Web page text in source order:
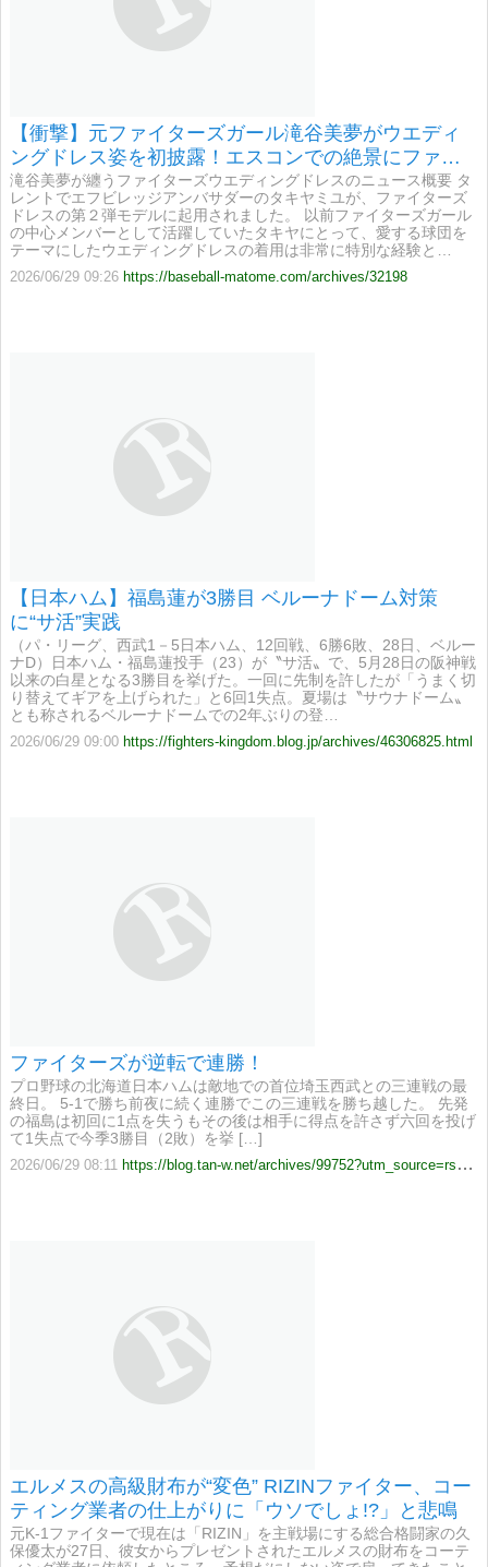
【衝撃】元ファイターズガール滝谷美夢がウエディ
ングドレス姿を初披露！エスコンでの絶景にファン
感涙
滝谷美夢が纏うファイターズウエディングドレスのニュース概要 タ
レントでエフビレッジアンバサダーのタキヤミユが、ファイターズ
ドレスの第２弾モデルに起用されました。 以前ファイターズガール
の中心メンバーとして活躍していたタキヤにとって、愛する球団を
テーマにしたウエディングドレスの着用は非常に特別な経験と…
2026/06/29 09:26 https://baseball-matome.com/archives/32198
【日本ハム】福島蓮が3勝目 ベルーナドーム対策
に“サ活”実践
（パ・リーグ、西武1－5日本ハム、12回戦、6勝6敗、28日、ベルー
ナD）日本ハム・福島蓮投手（23）が〝サ活〟で、5月28日の阪神戦
以来の白星となる3勝目を挙げた。一回に先制を許したが「うまく切
り替えてギアを上げられた」と6回1失点。夏場は〝サウナドーム〟
とも称されるベルーナドームでの2年ぶりの登…
2026/06/29 09:00 https://fighters-kingdom.blog.jp/archives/46306825.html
ファイターズが逆転で連勝！
プロ野球の北海道日本ハムは敵地での首位埼玉西武との三連戦の最
終日。 5-1で勝ち前夜に続く連勝でこの三連戦を勝ち越した。 先発
の福島は初回に1点を失うもその後は相手に得点を許さず六回を投げ
て1失点で今季3勝目（2敗）を挙 […]
2026/06/29 08:11 https://blog.tan-w.net/archives/99752?utm_source=rss&utm_medium=rss&utm_campaign=%25e3%2583%2595%25e3%2582%25a1%25e3%2582%25a4%25e3%2582%25bf%25e3%2583%25bc%25e3%2582%25ba%25e3%2581%258c%25e9%2580%2586%25e8%25bb%25a2%25e3%2581%25a7%25e9%2580%25a3%25e5%258b%259d%25ef%25bc%2581-3
エルメスの高級財布が“変色” RIZINファイター、コー
ティング業者の仕上がりに「ウソでしょ!?」と悲鳴
元K-1ファイターで現在は「RIZIN」を主戦場にする総合格闘家の久
保優太が27日、彼女からプレゼントされたエルメスの財布をコーテ